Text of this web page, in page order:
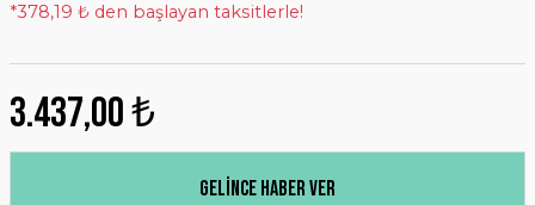
*378,19 ₺ den başlayan taksitlerle!
3.437,00 ₺
Gelince Haber Ver